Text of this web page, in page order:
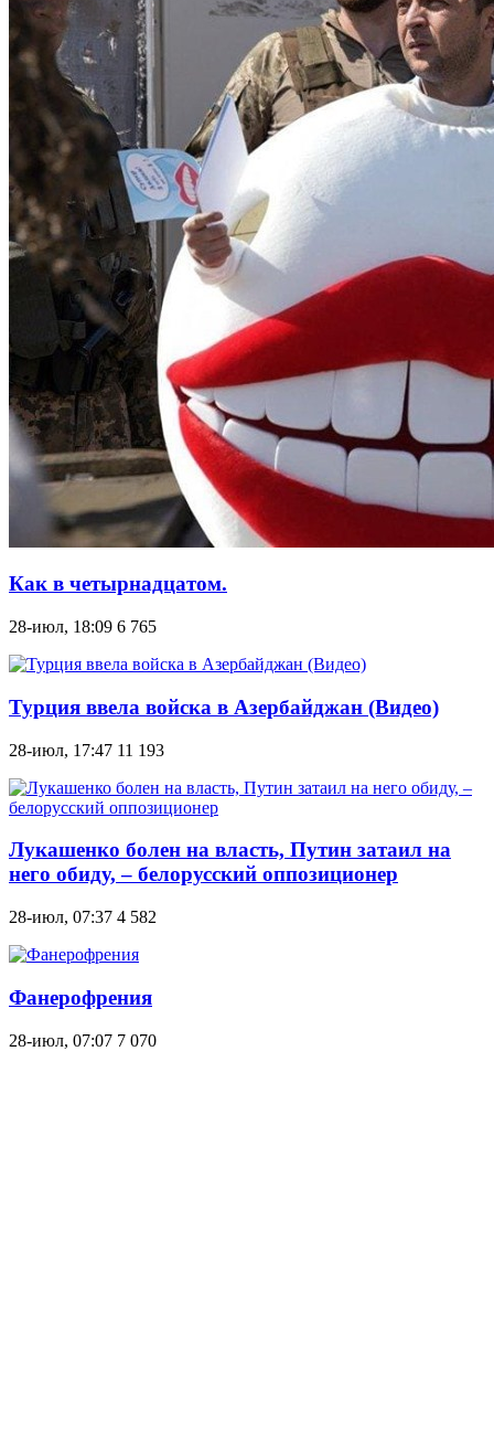
Как в четырнадцатом.
28-июл, 18:09 6 765
Турция ввела войска в Азербайджан (Видео)
28-июл, 17:47 11 193
Лукашенко болен на власть, Путин затаил на
него обиду, – белорусский оппозиционер
28-июл, 07:37 4 582
Фанерофрения
28-июл, 07:07 7 070